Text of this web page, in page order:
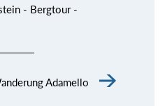
- Bergtour -
Adamello